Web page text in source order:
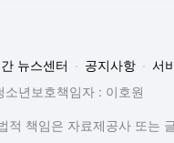
뉴스센터 공지사항
서
소년보호책임자 : 이호원
적 책임은 자료제공사 또는